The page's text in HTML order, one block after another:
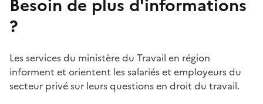
Besoin de plus d'informations
?
Les services du ministère du Travail en région
informent et orientent les salariés et employeurs du
secteur privé sur leurs questions en droit du travail.